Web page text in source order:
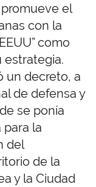
promueve el
con la
como
estrategia.
un decreto, a
de defensa y
se ponía
para la
del
de la
y la Ciudad